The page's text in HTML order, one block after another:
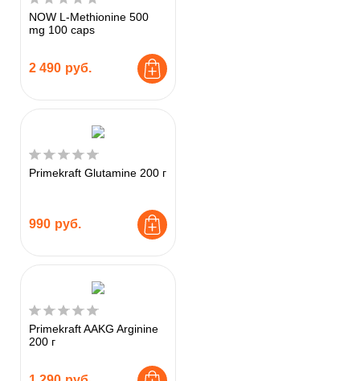
NOW L-Methionine 500
mg 100 caps
2 490 руб.
Primekraft Glutamine 200 г
990 руб.
Primekraft AAKG Arginine
200 г